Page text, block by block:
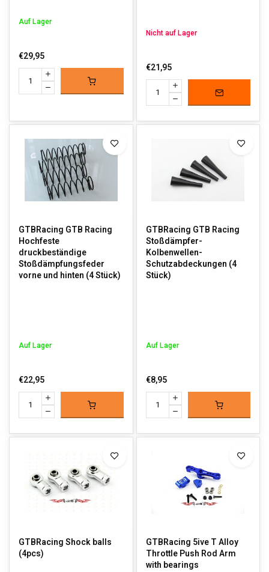
Auf Lager
€29,95
Nicht auf Lager
€21,95
GTBRacing GTB Racing
Hochfeste
druckbeständige
Stoßdämpfungsfeder
vorne und hinten (4 Stück)
Auf Lager
€22,95
GTBRacing GTB Racing
Stoßdämpfer-
Kolbenwellen-
Schutzabdeckungen (4
Stück)
Auf Lager
€8,95
GTBRacing Shock balls
(4pcs)
GTBRacing 5ive T Alloy
Throttle Push Rod Arm
with bearings